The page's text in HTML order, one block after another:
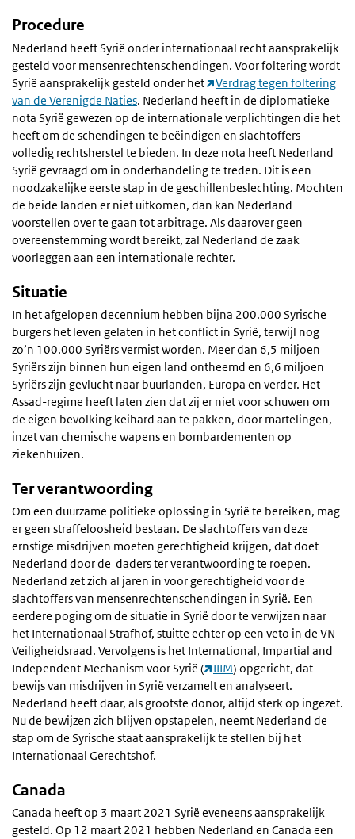
Procedure
Nederland heeft Syrië onder internationaal recht aansprakelijk
gesteld voor mensenrechtenschendingen. Voor foltering wordt
Syrië aansprakelijk gesteld onder het
Verdrag tegen foltering
van de Verenigde Naties. Nederland heeft in de diplomatieke
nota Syrië gewezen op de internationale verplichtingen die het
heeft om de schendingen te beëindigen en slachtoffers
volledig rechtsherstel te bieden. In deze nota heeft Nederland
Syrië gevraagd om in onderhandeling te treden. Dit is een
noodzakelijke eerste stap in de geschillenbeslechting. Mochten
de beide landen er niet uitkomen, dan kan Nederland
voorstellen over te gaan tot arbitrage. Als daarover geen
overeenstemming wordt bereikt, zal Nederland de zaak
voorleggen aan een internationale rechter.
Situatie
In het afgelopen decennium hebben bijna 200.000 Syrische
burgers het leven gelaten in het conflict in Syrië, terwijl nog
zo’n 100.000 Syriërs vermist worden. Meer dan 6,5 miljoen
Syriërs zijn binnen hun eigen land ontheemd en 6,6 miljoen
Syriërs zijn gevlucht naar buurlanden, Europa en verder. Het
Assad-regime heeft laten zien dat zij er niet voor schuwen om
de eigen bevolking keihard aan te pakken, door martelingen,
inzet van chemische wapens en bombardementen op
ziekenhuizen.
Ter verantwoording
Om een duurzame politieke oplossing in Syrië te bereiken, mag
er geen straffeloosheid bestaan. De slachtoffers van deze
ernstige misdrijven moeten gerechtigheid krijgen, dat doet
Nederland door de daders ter verantwoording te roepen.
Nederland zet zich al jaren in voor gerechtigheid voor de
slachtoffers van mensenrechtenschendingen in Syrië. Een
eerdere poging om de situatie in Syrië door te verwijzen naar
het Internationaal Strafhof, stuitte echter op een veto in de VN
Veiligheidsraad. Vervolgens is het International, Impartial and
Independent Mechanism voor Syrië (
IIIM) opgericht, dat
bewijs van misdrijven in Syrië verzamelt en analyseert.
Nederland heeft daar, als grootste donor, altijd sterk op ingezet.
Nu de bewijzen zich blijven opstapelen, neemt Nederland de
stap om de Syrische staat aansprakelijk te stellen bij het
Internationaal Gerechtshof.
Canada
Canada heeft op 3 maart 2021 Syrië eveneens aansprakelijk
gesteld. Op 12 maart 2021 hebben Nederland en Canada een